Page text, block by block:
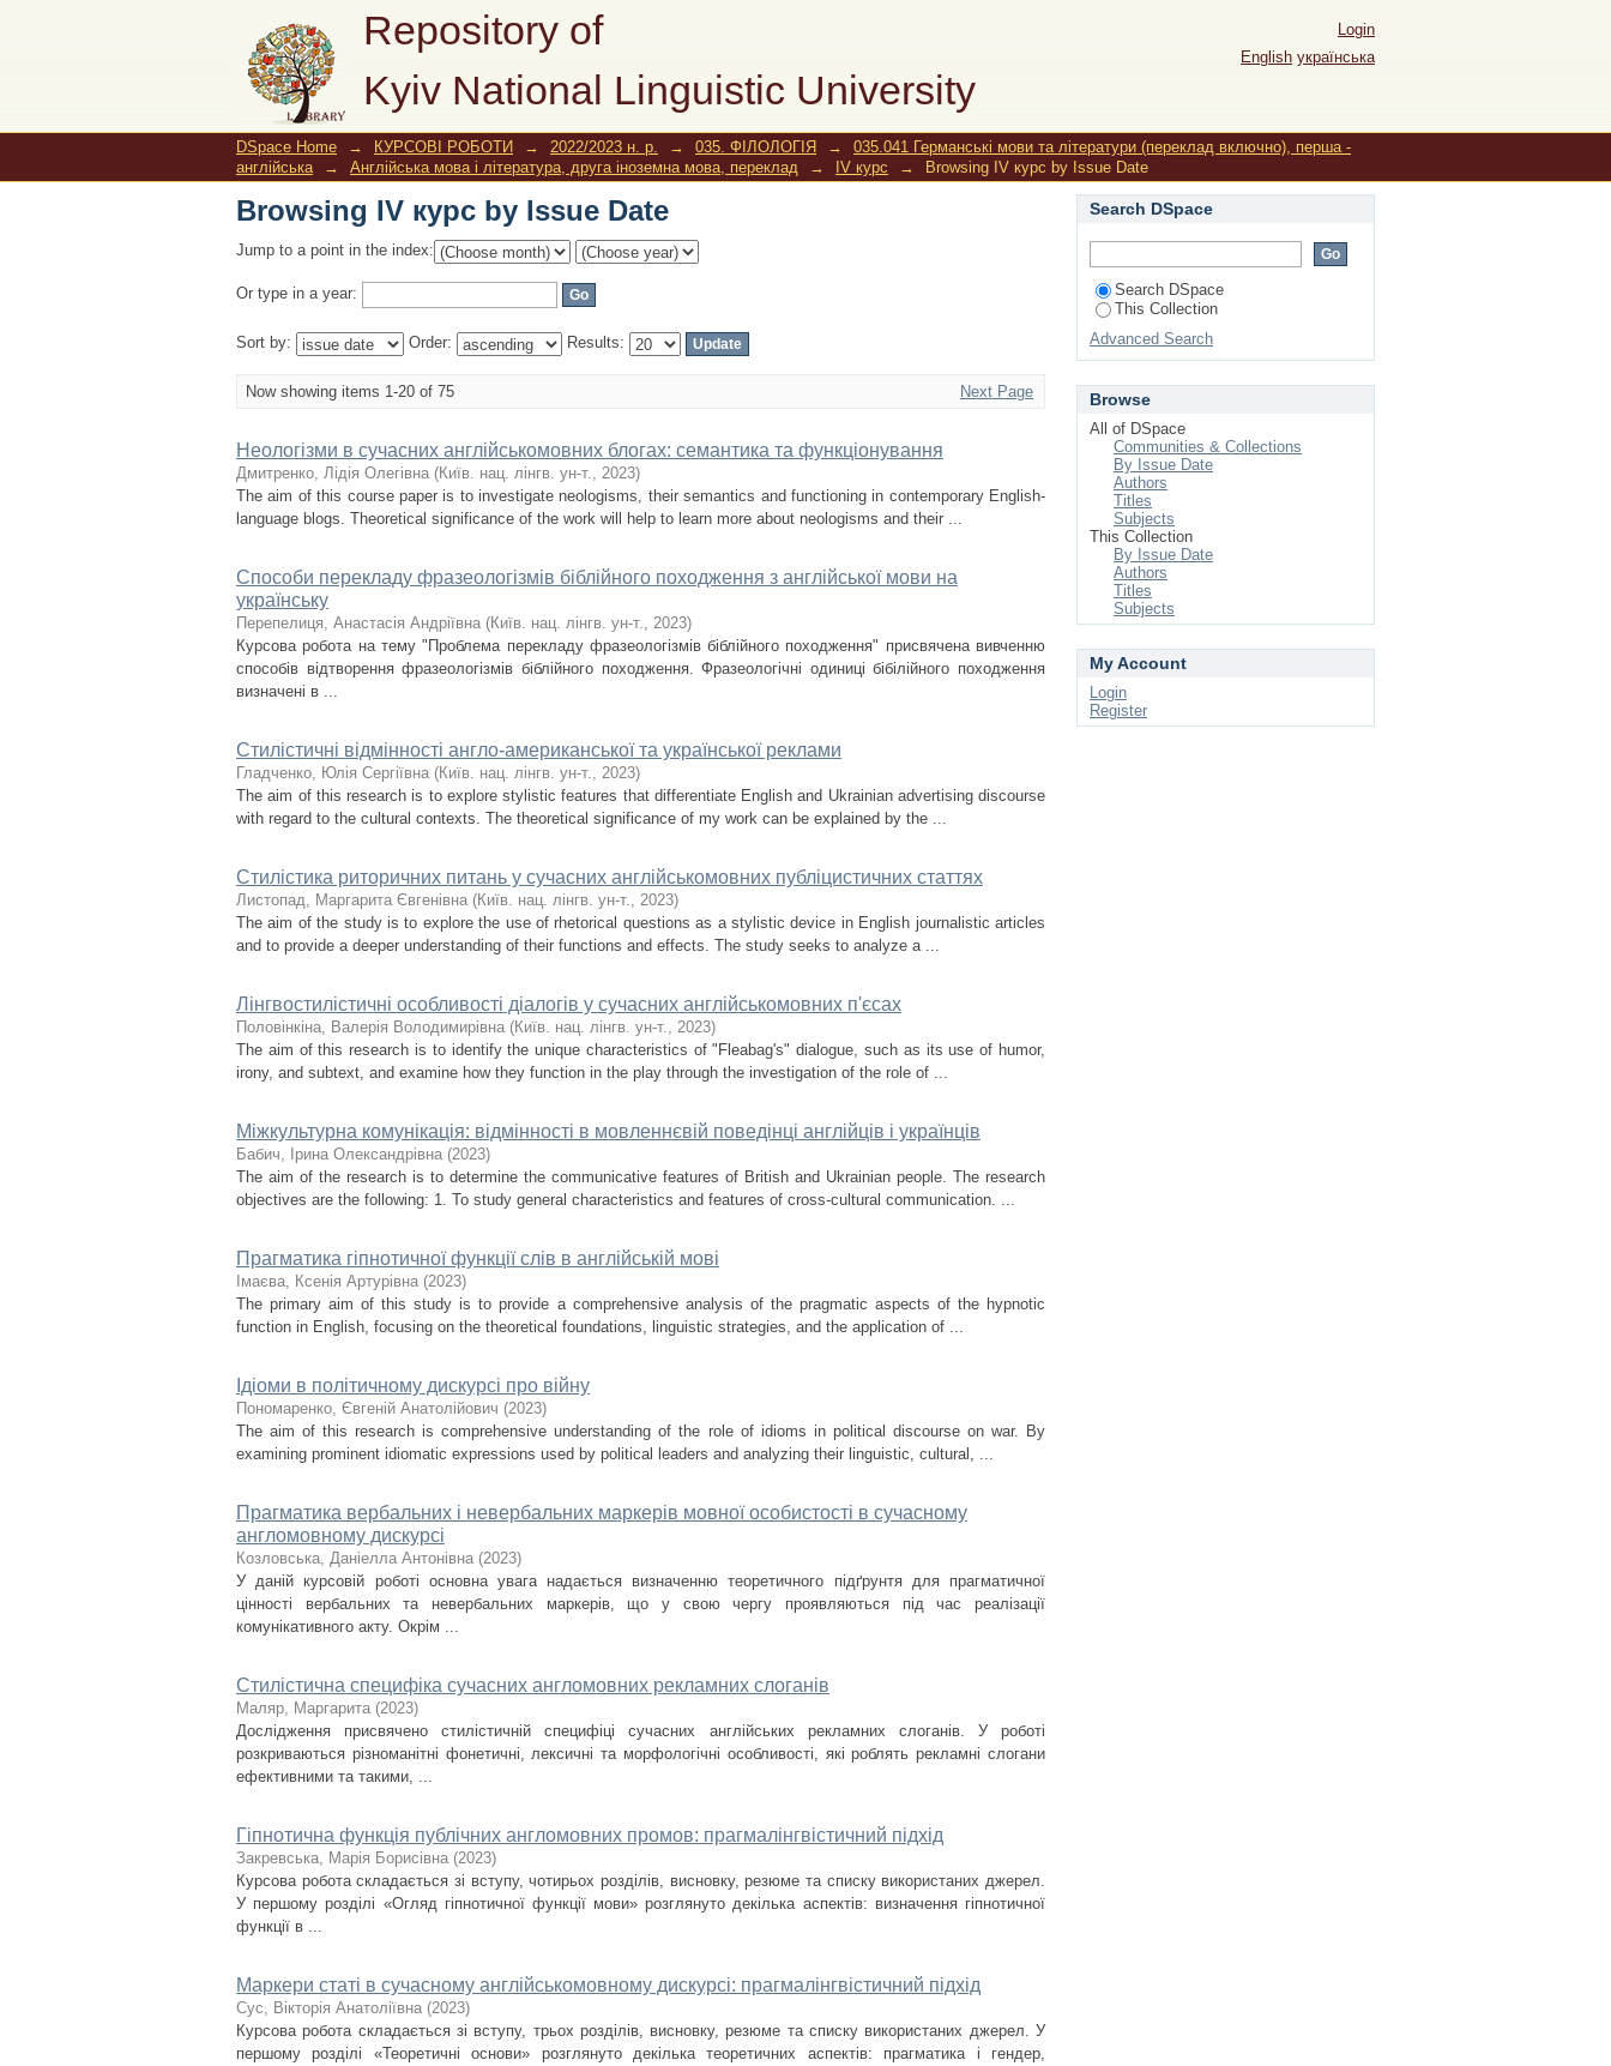
Repository of
Kyiv National Linguistic University
Browsing IV курс by Issue Date
Login
English українська
DSpace Home → КУРСОВІ РОБОТИ → 2022/2023 н. р. → 035. ФІЛОЛОГІЯ →
035.041 Германські мови та літератури (переклад включно), перша -
англійська
→ Англійська мова і література, друга іноземна мова, переклад → IV курс → Browsing IV курс by Issue Date
Browsing IV курс by Issue Date
Jump to a point in the index:
Or type in a year:
Sort by: Order: Results:
Now showing items 1-20 of 75 Next Page
Неологізми в сучасних англійськомовних блогах: семантика та функціонування
Дмитренко, Лідія Олегівна (Київ. нац. лінгв. ун-т., 2023)
The aim of this course paper is to investigate neologisms, their semantics and functioning in contemporary English-
language blogs. Theoretical significance of the work will help to learn more about neologisms and their ...
Способи перекладу фразеологізмів біблійного походження з англійської мови на
українську
Перепелиця, Анастасія Андріївна (Київ. нац. лінгв. ун-т., 2023)
Курсова робота на тему "Проблема перекладу фразеологізмів біблійного походження" присвячена вивченню
способів відтворення фразеологізмів біблійного походження. Фразеологічні одиниці бібілійного походження
визначені в ...
Стилістичні відмінності англо-американської та української реклами
Гладченко, Юлія Сергіївна (Київ. нац. лінгв. ун-т., 2023)
The aim of this research is to explore stylistic features that differentiate English and Ukrainian advertising discourse
with regard to the cultural contexts. The theoretical significance of my work can be explained by the ...
Стилістика риторичних питань у сучасних англійськомовних публіцистичних статтях
Листопад, Маргарита Євгенівна (Київ. нац. лінгв. ун-т., 2023)
The aim of the study is to explore the use of rhetorical questions as a stylistic device in English journalistic articles
and to provide a deeper understanding of their functions and effects. The study seeks to analyze a ...
Лінгвостилістичні особливості діалогів у сучасних англійськомовних п'єсах
Половінкіна, Валерія Володимирівна (Київ. нац. лінгв. ун-т., 2023)
The aim of this research is to identify the unique characteristics of "Fleabag's" dialogue, such as its use of humor,
irony, and subtext, and examine how they function in the play through the investigation of the role of ...
Міжкультурна комунікація: відмінності в мовленнєвій поведінці англійців і українців
Бабич, Ірина Олександрівна (2023)
The aim of the research is to determine the communicative features of British and Ukrainian people. The research
objectives are the following: 1. To study general characteristics and features of cross-cultural communication. ...
Прагматика гіпнотичної функції слів в англійській мові
Імаєва, Ксенія Артурівна (2023)
The primary aim of this study is to provide a comprehensive analysis of the pragmatic aspects of the hypnotic
function in English, focusing on the theoretical foundations, linguistic strategies, and the application of ...
Ідіоми в політичному дискурсі про війну
Пономаренко, Євгеній Анатолійович (2023)
The aim of this research is comprehensive understanding of the role of idioms in political discourse on war. By
examining prominent idiomatic expressions used by political leaders and analyzing their linguistic, cultural, ...
Прагматика вербальних і невербальних маркерів мовної особистості в сучасному
англомовному дискурсі
Козловська, Даніелла Антонівна (2023)
У даній курсовій роботі основна увага надається визначенню теоретичного підґрунтя для прагматичної
цінності вербальних та невербальних маркерів, що у свою чергу проявляються під час реалізації
комунікативного акту. Окрім ...
Стилістична специфіка сучасних англомовних рекламних слоганів
Маляр, Маргарита (2023)
Дослідження присвячено стилістичній специфіці сучасних англійських рекламних слоганів. У роботі
розкриваються різноманітні фонетичні, лексичні та морфологічні особливості, які роблять рекламні слогани
ефективними та такими, ...
Гіпнотична функція публічних англомовних промов: прагмалінгвістичний підхід
Закревська, Марія Борисівна (2023)
Курсова робота складається зі вступу, чотирьох розділів, висновку, резюме та списку використаних джерел.
У першому розділі «Огляд гіпнотичної функції мови» розглянуто декілька аспектів: визначення гіпнотичної
функції в ...
Маркери статі в сучасному англійськомовному дискурсі: прагмалінгвістичний підхід
Сус, Вікторія Анатоліївна (2023)
Курсова робота складається зі вступу, трьох розділів, висновку, резюме та списку використаних джерел. У
першому розділі «Теоретичні основи» розглянуто декілька теоретичних аспектів: прагматика і гендер,
Search DSpace
Search DSpace
This Collection
Advanced Search
Browse
All of DSpace
Communities & Collections
By Issue Date
Authors
Titles
Subjects
This Collection
By Issue Date
Authors
Titles
Subjects
My Account
Login
Register